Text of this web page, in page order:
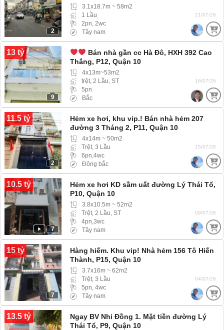
2
3.1x18.7m ~ 58m2
1 Lầu
2pn, 2wc
Tây nam
21/07/26
13 tỷ
9
Bán nhà gần cc Hà Đô, HXH 392 Cao
Thắng, P12, Quận 10
4x13m~53m2
trệt, 2 Lầu, ST
5pn
Bắc
16/07/26
11.5 tỷ
2
Hẻm xe hơi, khu vip.! Bán nhà hẻm 207
đường 3 Tháng 2, P11, Quận 10
4x14m ~ 50m2
Trệt, 3 Lầu
6pn,4wc
Đông bắc
15/07/26
10.5 tỷ
7
Hẻm xe hơi KD sầm uất đường Lý Thái Tổ,
P10, Quận 10
3.8x10.5m ~ 52m2
Trệt, 2 Lầu, ST
4pn,3wc
Tây nam
09/07/26
15 tỷ
7
Hàng hiếm. Khu vip! Nhà hẻm 156 Tô Hiến
Thành, P15, Quận 10
3.7x16m ~ 62m2
Trệt, 3 Lầu
5pn, 4wc
Tây nam
04/07/26
13.5 tỷ
Ngay BV Nhi Đồng 1. Mặt tiền đường Lý
Thái Tổ, P9, Quận 10